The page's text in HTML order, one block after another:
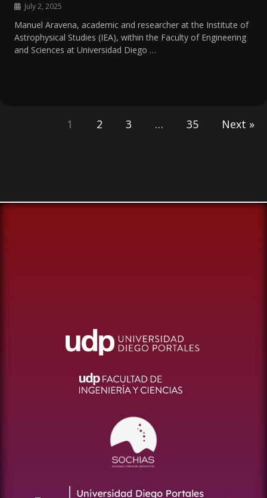
July 2, 2025
Manuel Aravena, academic and researcher at the Institute of
Astrophysical Studies (IEA), within the Faculty of Engineering
and Sciences at Universidad Diego …
1 2 3 … 35 Next »